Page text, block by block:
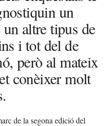
un
altre tipus de
i tot del de
però al mateix
conèixer molt
de la segona edició del